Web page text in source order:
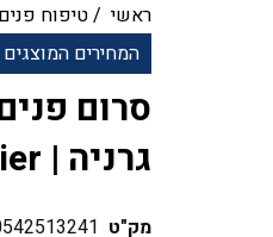
ראשי /טיפוח פנים
המחירים
סרום
גרניה | Garnier
מק"ט